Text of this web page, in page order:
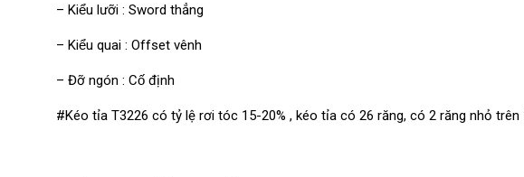
– Kiểu lưỡi : Sword thẳng
– Kiểu quai : Offset vênh
– Đỡ ngón : Cố định
#Kéo tỉa T3226 có tỷ lệ rơi tóc 15-20% , kéo tỉa có 26 răng, có 2 răng nhỏ trên